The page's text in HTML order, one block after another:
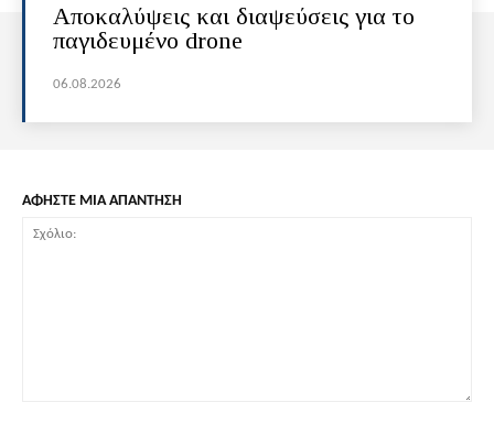
Αποκαλύψεις και διαψεύσεις για το
παγιδευμένο drone
06.08.2026
ΑΦΗΣΤΕ ΜΙΑ ΑΠΑΝΤΗΣΗ